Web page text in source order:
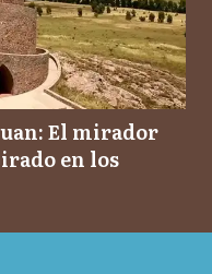
El mirador
en los